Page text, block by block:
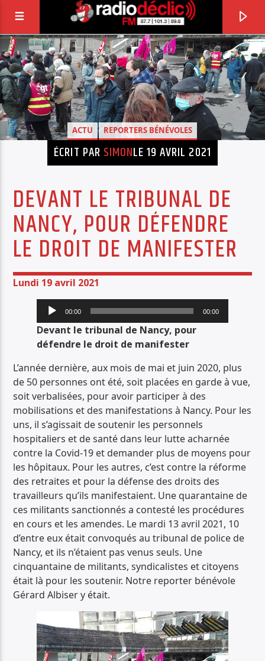
RADIO DÉCLIC
VOTRE RADIO ASSOCIATIVE EN TERRES DE
LORRAINE
PISTE ACTUELLE
JUNGLE FEVER
TOUT LE ROCK UNDERGROUND PRÉSENTÉ PAR SYNED TONETTA
Radio Déclic
ACTU REPORTERS BÉNÉVOLES
ÉCRIT PAR SIMONLE 19 AVRIL 2021
DEVANT LE TRIBUNAL DE
NANCY, POUR DÉFENDRE
LE DROIT DE MANIFESTER
Lundi 19 avril 2021
Lecteur
audio
00:00 00:00
Devant le tribunal de Nancy, pour
défendre le droit de manifester
L’année dernière, aux mois de mai et juin 2020, plus
de 50 personnes ont été, soit placées en garde à vue,
soit verbalisées, pour avoir participer à des
mobilisations et des manifestations à Nancy. Pour les
uns, il s’agissait de soutenir les personnels
hospitaliers et de santé dans leur lutte acharnée
contre la Covid-19 et demander plus de moyens pour
les hôpitaux. Pour les autres, c’est contre la réforme
des retraites et pour la défense des droits des
travailleurs qu’ils manifestaient. Une quarantaine de
ces militants sanctionnés a contesté les procédures
en cours et les amendes. Le mardi 13 avril 2021, 10
d’entre eux était convoqués au tribunal de police de
Nancy, et ils n’étaient pas venus seuls. Une
cinquantaine de militants, syndicalistes et citoyens
était là pour les soutenir. Notre reporter bénévole
Gérard Albiser y était.